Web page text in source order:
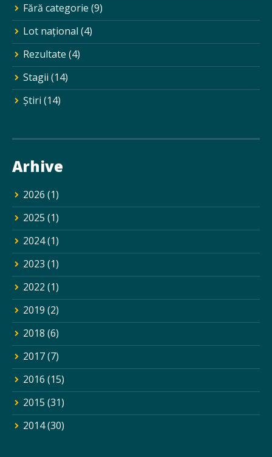
Fără categorie (9)
Lot național (4)
Rezultate (4)
Stagii (14)
Ştiri (14)
Arhive
2026 (1)
2025 (1)
2024(1)
2023 (1)
2022 (1)
2019 (2)
2018 (6)
2017(7)
2016 (15)
2015 (31)
2014(30)